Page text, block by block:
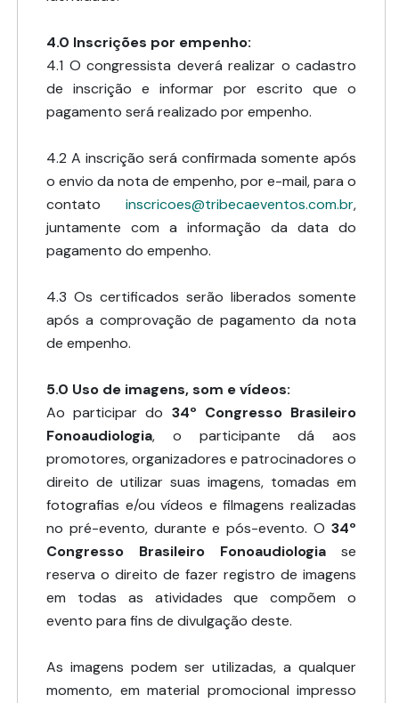
4.0 Inscrições por empenho:
4.1 O congressista deverá realizar o cadastro
de inscrição e informar por escrito que o
pagamento será realizado por empenho.
4.2 A inscrição será confirmada somente após
o envio da nota de empenho, por e-mail, para o
contato inscricoes@tribecaeventos.com.br,
juntamente com a informação da data do
pagamento do empenho.
4.3 Os certificados serão liberados somente
após a comprovação de pagamento da nota
de empenho.
5.0 Uso de imagens, som e vídeos:
Ao participar do 34º Congresso Brasileiro
Fonoaudiologia, o participante dá aos
promotores, organizadores e patrocinadores o
direito de utilizar suas imagens, tomadas em
fotografias e/ou vídeos e filmagens realizadas
no pré-evento, durante e pós-evento. O 34º
Congresso Brasileiro Fonoaudiologia se
reserva o direito de fazer registro de imagens
em todas as atividades que compõem o
evento para fins de divulgação deste.
As imagens podem ser utilizadas, a qualquer
momento, em material promocional impresso